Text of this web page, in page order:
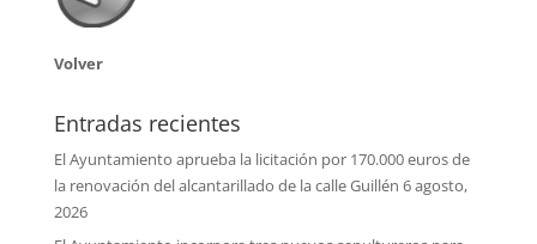
Volver
Entradas recientes
El Ayuntamiento aprueba la licitación por 170.000 euros de
la renovación del alcantarillado de la calle Guillén 6 agosto,
2026